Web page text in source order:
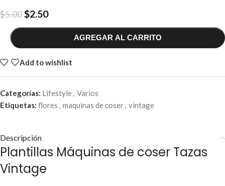
$5.00$2.50
AGREGAR AL CARRITO
Add to wishlist
Categorías: Lifestyle, Varios
Etiquetas: flores , maquinas de coser, vintage
Descripción
Plantillas Máquinas de coser Tazas
Vintage